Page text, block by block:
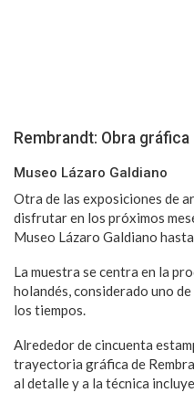
Rembrandt: Obra gráfica
Museo Lázaro Galdiano
Otra de las exposiciones de
disfrutar en los próximos
Museo Lázaro Galdiano
La muestra se centra en la
holandés, considerado uno
los tiempos.
Alrededor de cincuenta
trayectoria gráfica de
al detalle y a la técnica